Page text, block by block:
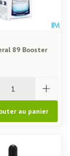
89 Booster
au panier